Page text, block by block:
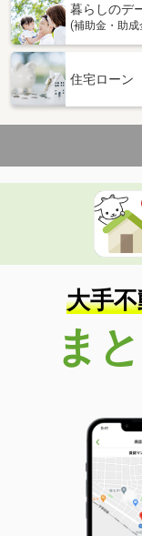
暮らしのデ
(補助金・助成
住宅ローン
大手
ま